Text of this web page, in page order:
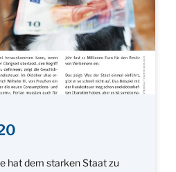
hat dem starken Staat zu